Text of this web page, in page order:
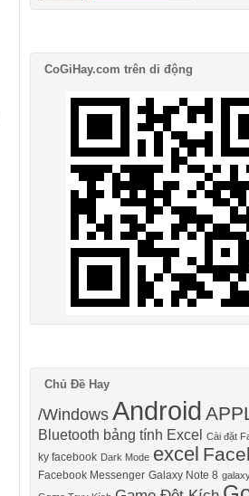
CoGiHay.com trên di động
Chủ Đề Hay
/Windows Android
Bluetooth bảng tính Excel Cài đặt
ky facebook Dark Mode excel
Facebook Messenger Galaxy Note 8